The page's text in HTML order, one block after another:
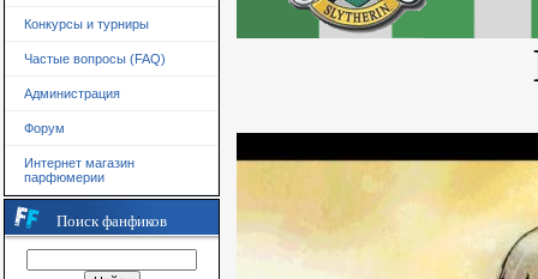
Конкурсы и турниры
Частые вопросы (FAQ)
Администрация
Форум
Интернет магазин
парфюмерии
Поиск фанфиков